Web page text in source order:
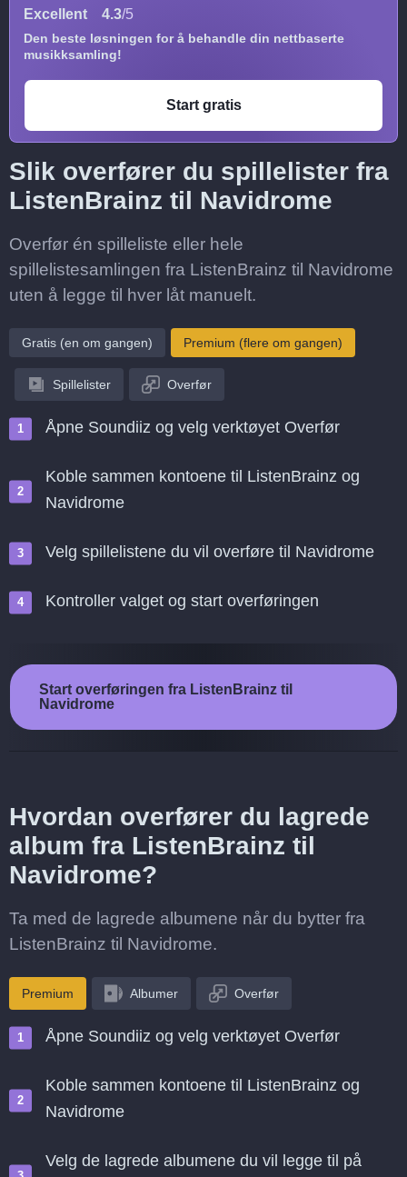
Excellent 4.3/5
Den beste løsningen for å behandle din nettbaserte
musikksamling!
Start gratis
Slik overfører du spillelister fra
ListenBrainz til Navidrome
Overfør én spilleliste eller hele
spillelistesamlingen fra ListenBrainz til Navidrome
uten å legge til hver låt manuelt.
Gratis (en om gangen) Premium (flere om gangen)
Spillelister Overfør
Åpne Soundiiz og velg verktøyet Overfør
Koble sammen kontoene til ListenBrainz og
Navidrome
Velg spillelistene du vil overføre til Navidrome
Kontroller valget og start overføringen
Start overføringen fra ListenBrainz til
Navidrome
Hvordan overfører du lagrede
album fra ListenBrainz til
Navidrome?
Ta med de lagrede albumene når du bytter fra
ListenBrainz til Navidrome.
Premium Albumer Overfør
Åpne Soundiiz og velg verktøyet Overfør
Koble sammen kontoene til ListenBrainz og
Navidrome
Velg de lagrede albumene du vil legge til på